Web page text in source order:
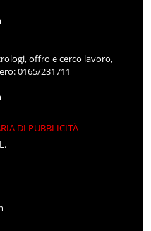
offro e cerco lavoro,
0165/231711
DI PUBBLICITÀ